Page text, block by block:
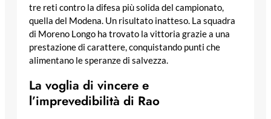
tre reti contro la difesa più solida del campionato,
quella del Modena. Un risultato inatteso. La squadra
di Moreno Longo ha trovato la vittoria grazie a una
prestazione di carattere, conquistando punti che
alimentano le speranze di salvezza.
La voglia di vincere e
l’imprevedibilità di Rao